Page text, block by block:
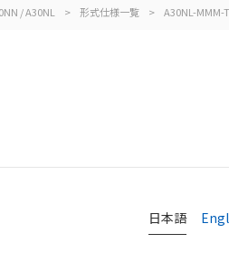
/ A30NL > 形式仕様一覧 > A30NL-MMM-
日本語